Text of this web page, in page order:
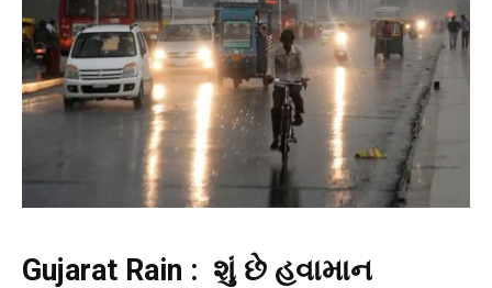
Gujarat Rain : શું છે હવામાન